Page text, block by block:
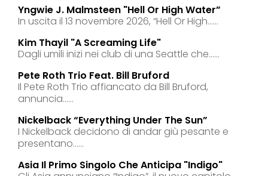
Yngwie J. Malmsteen "hell Or High Water”
In uscita il 13 novembre 2026, “Hell Or High......
Kim Thayil "a Screaming Life"
Dagli umili inizi nei club di una Seattle che......
Pete Roth Trio Feat. Bill Bruford
Il Pete Roth Trio affiancato da Bill Bruford,
annuncia......
Nickelback “everything Under The Sun”
I Nickelback decidono di andar giù pesante e
presentano......
Asia Il Primo Singolo Che Anticipa "indigo"